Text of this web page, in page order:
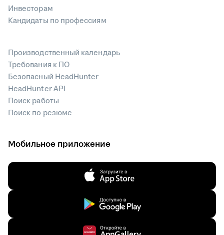
Инвесторам
Кандидаты по профессиям
Производственный календарь
Требования к ПО
Безопасный HeadHunter
HeadHunter API
Поиск работы
Поиск по резюме
Мобильное приложение